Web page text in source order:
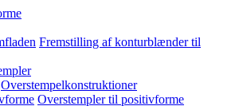
Fremstilling af konturblænder til
Overstempelkonstruktioner
Overstempler til positivforme